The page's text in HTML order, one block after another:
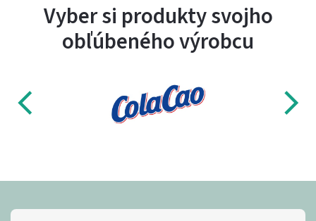
Vyber si produkty svojho
obľúbeného výrobcu